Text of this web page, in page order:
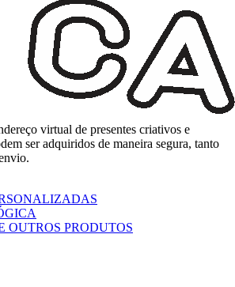
virtual de presentes criativos e
ser adquiridos de maneira segura, tanto
OUTROS PRODUTOS